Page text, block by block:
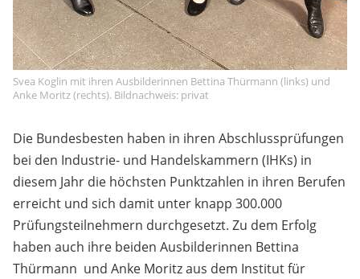
Svea Koglin mit ihren Ausbilderinnen Bettina Thürmann (links) und
Anke Moritz (rechts). Bildnachweis: privat
Die Bundesbesten haben in ihren Abschlussprüfungen
bei den Industrie- und Handelskammern (IHKs) in
diesem Jahr die höchsten Punktzahlen in ihren Berufen
erreicht und sich damit unter knapp 300.000
Prüfungsteilnehmern durchgesetzt. Zu dem Erfolg
haben auch ihre beiden Ausbilderinnen Bettina
Thürmann und Anke Moritz aus dem Institut für